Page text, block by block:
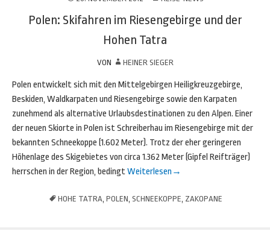
Polen: Skifahren im Riesengebirge und der
Hohen Tatra
VON HEINER SIEGER
Polen entwickelt sich mit den Mittelgebirgen Heiligkreuzgebirge,
Beskiden, Waldkarpaten und Riesengebirge sowie den Karpaten
zunehmend als alternative Urlaubsdestinationen zu den Alpen. Einer
der neuen Skiorte in Polen ist Schreiberhau im Riesengebirge mit der
bekannten Schneekoppe (1.602 Meter). Trotz der eher geringeren
Höhenlage des Skigebietes von circa 1.362 Meter (Gipfel Reifträger)
herrschen in der Region, bedingtWeiterlesen →
HOHE TATRA, POLEN, SCHNEEKOPPE, ZAKOPANE